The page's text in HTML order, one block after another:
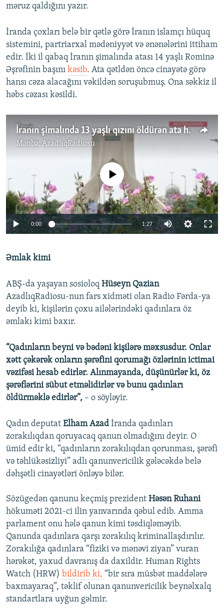
məruz qaldığını yazır.
İranda çoxları belə bir qətlə görə İranın islamçı hüquq
sistemini, partriarxal mədəniyyət və ənənələrini ittiham
edir. İki il qabaq İranın şimalında atası 14 yaşlı Rominə
Əşrəfinin başını kəsib. Ata qətldən öncə cinayətə görə
hansı cəza alacağını vəkildən soruşubmuş. Ona səkkiz il
həbs cəzası kəsildi.
İranın şimalında 13 yaşlı qızını öldürən ata həbs edilib
Mənbə: AzadlıqRadiosu
1080p
No media source currently available
0:00 1:27
Əmlak kimi
ABŞ-da yaşayan sosioloq Hüseyn Qazian
AzadlıqRadiosu-nun fars xidməti olan Radio Fərda-ya
deyib ki, kişilərin çoxu ailələrindəki qadınlara öz
əmlakı kimi baxır.
“Qadınların beyni və bədəni kişilərə məxsusdur. Onlar
xətt çəkərək onların şərəfini qorumağı özlərinin ictimai
vəzifəsi hesab edirlər. Alınmayanda, düşünürlər ki, öz
şərəflərini sübut etməlidirlər və bunu qadınları
öldürməklə edirlər”, – o söyləyir.
Qadın deputat Elham Azad İranda qadınları
zorakılıqdan qoruyacaq qanun olmadığını deyir. O
ümid edir ki, “qadınların zorakılıqdan qorunması, şərəfi
və təhlükəsizliyi” adlı qanunvericilik gələcəkdə belə
dəhşətli cinayətləri önləyə bilər.
Sözügedən qanunu keçmiş prezident Həsən Ruhani
hökuməti 2021-ci ilin yanvarında qəbul edib. Amma
parlament onu hələ qanun kimi təsdiqləməyib.
Qanunda qadınlara qarşı zorakılıq kriminallaşdırılır.
Zorakılığa qadınlara “fiziki və mənəvi ziyan” vuran
hərəkət, yaxud davranış da daxildir. Human Rights
Watch (HRW) bildirib ki, “bir sıra müsbət maddələrə
baxmayaraq”, təklif olunan qanunvericilik beynəlxalq
standartlara uyğun gəlmir.